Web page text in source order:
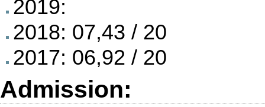
2019:
2018: 07,43 / 20
2017: 06,92 / 20
Admission: